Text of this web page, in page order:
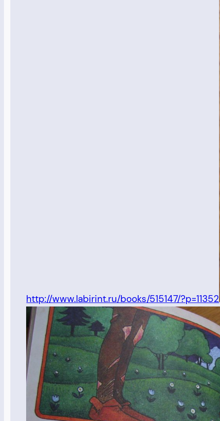
http://www.labirint.ru/books/515147/?p=11352